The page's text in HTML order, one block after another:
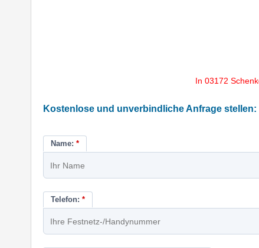
In 03172
Kostenlose und unverbindliche Anfrage stellen:
Name: *
Telefon: *